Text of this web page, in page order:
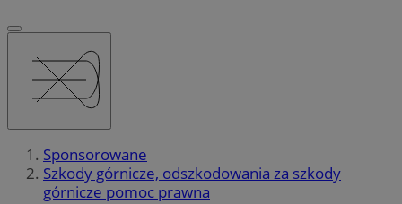
Sponsorowane
Szkody górnicze, odszkodowania za szkody
górnicze pomoc prawna